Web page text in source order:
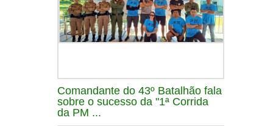
Comandante do 43º Batalhão fala
sobre o sucesso da "1ª Corrida
da PM ...